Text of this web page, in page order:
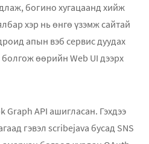
богино хугацаанд хийж
хэр нь өнгө үзэмж сайтай
апын вэб сервис дуудах
өөрийн Web UI дээрх
Graph API ашигласан. Гэхдээ
гэвэл scribejava бусад SNS